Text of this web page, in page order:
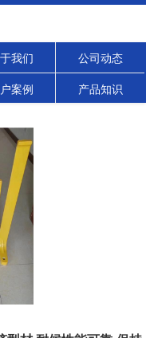
我们 公司动态
案例 产品知识